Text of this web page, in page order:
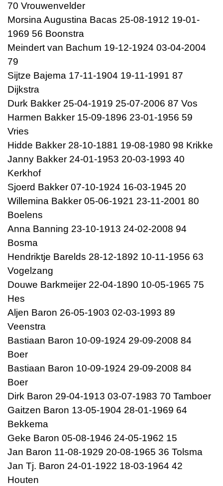
70 Vrouwenvelder
Morsina Augustina Bacas 25-08-1912 19-01-
1969 56 Boonstra
Meindert van Bachum 19-12-1924 03-04-2004
79
Sijtze Bajema 17-11-1904 19-11-1991 87
Dijkstra
Durk Bakker 25-04-1919 25-07-2006 87 Vos
Harmen Bakker 15-09-1896 23-01-1956 59
Vries
Hidde Bakker 28-10-1881 19-08-1980 98 Krikke
Janny Bakker 24-01-1953 20-03-1993 40
Kerkhof
Sjoerd Bakker 07-10-1924 16-03-1945 20
Willemina Bakker 05-06-1921 23-11-2001 80
Boelens
Anna Banning 23-10-1913 24-02-2008 94
Bosma
Hendriktje Barelds 28-12-1892 10-11-1956 63
Vogelzang
Douwe Barkmeijer 22-04-1890 10-05-1965 75
Hes
Aljen Baron 26-05-1903 02-03-1993 89
Veenstra
Bastiaan Baron 10-09-1924 29-09-2008 84
Boer
Bastiaan Baron 10-09-1924 29-09-2008 84
Boer
Dirk Baron 29-04-1913 03-07-1983 70 Tamboer
Gaitzen Baron 13-05-1904 28-01-1969 64
Bekkema
Geke Baron 05-08-1946 24-05-1962 15
Jan Baron 11-08-1929 20-08-1965 36 Tolsma
Jan Tj. Baron 24-01-1922 18-03-1964 42
Houten